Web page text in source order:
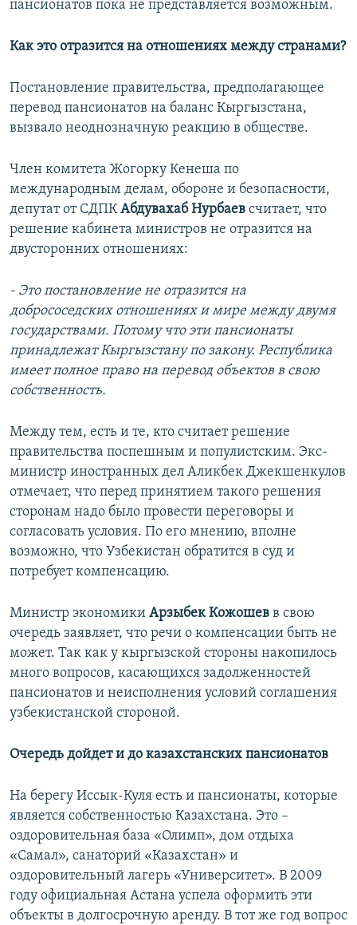
пансионатов пока не представляется возможным.
Как это отразится на отношениях между странами?
Постановление правительства, предполагающее
перевод пансионатов на баланс Кыргызстана,
вызвало неоднозначную реакцию в обществе.
Член комитета Жогорку Кенеша по
международным делам, обороне и безопасности,
депутат от СДПКАбдувахаб Нурбаев считает, что
решение кабинета министров не отразится на
двусторонних отношениях:
- Это постановление не отразится на
добрососедских отношениях и мире между двумя
государствами. Потому что эти пансионаты
принадлежат Кыргызстану по закону. Республика
имеет полное право на перевод объектов в свою
собственность.
Между тем, есть и те, кто считает решение
правительства поспешным и популистским. Экс-
министр иностранных дел Аликбек Джекшенкулов
отмечает, что перед принятием такого решения
сторонам надо было провести переговоры и
согласовать условия. По его мнению, вполне
возможно, что Узбекистан обратится в суд и
потребует компенсацию.
Министр экономики Арзыбек Кожошев в свою
очередь заявляет, что речи о компенсации быть не
может. Так как у кыргызской стороны накопилось
много вопросов, касающихся задолженностей
пансионатов и неисполнения условий соглашения
узбекистанской стороной.
Очередь дойдет и до казахстанских пансионатов
На берегу Иссык-Куля есть и пансионаты, которые
является собственностью Казахстана. Это –
оздоровительная база «Олимп», дом отдыха
«Самал», санаторий «Казахстан» и
оздоровительный лагерь «Университет». В 2009
году официальная Астана успела оформить эти
объекты в долгосрочную аренду. В тот же год вопрос